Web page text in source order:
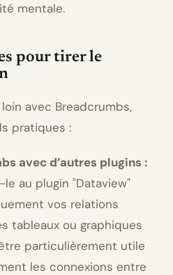
mentale.
pour tirer le
avec Breadcrumbs,
pratiques :
avec d’autres plugins :
le au plugin Dataview
vos relations
tableaux ou graphiques
particulièrement utile
les connexions entre